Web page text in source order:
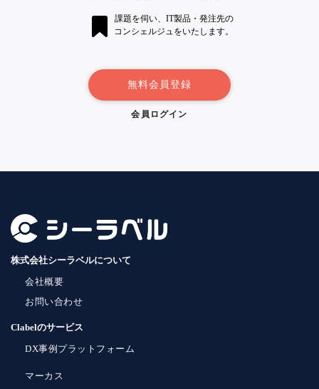
課題を伺い、IT製品・発注先の
コンシェルジュをいたします。
無料会員登録
会員ログイン
株式会社シーラベルについて
会社概要
お問い合わせ
Clabelのサービス
DX事例プラットフォーム
マーカス